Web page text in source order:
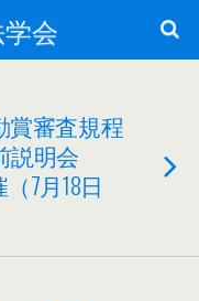
会
賞審査規程
説明会
7月18日